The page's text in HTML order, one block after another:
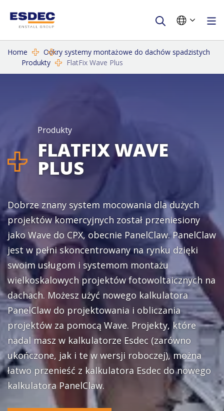
Home
Odkry systemy montażowe do dachów spadzistych
Produkty
FlatFix Wave Plus
Produkty
FLATFIX WAVE
PLUS
Dobrze znany system mocowania dla dużych
projektów komercyjnych został przeniesiony
jako Wave do CPX, obecnie PanelClaw. PanelClaw
jest w pełni skoncentrowany na rynku dzięki
swoim usługom i systemom montażu
wielkoskalowych projektów fotowoltaicznych na
dachach. Możesz użyć nowego kalkulatora
PanelClaw do projektowania i obliczania
projektów za pomocą Wave. Projekty, które
nadal masz w kalkulatorze Esdec (zarówno
ukończone, jak i te w wersji roboczej), można
łatwo przenieść z kalkulatora Esdec do nowego
kalkulatora PanelClaw.